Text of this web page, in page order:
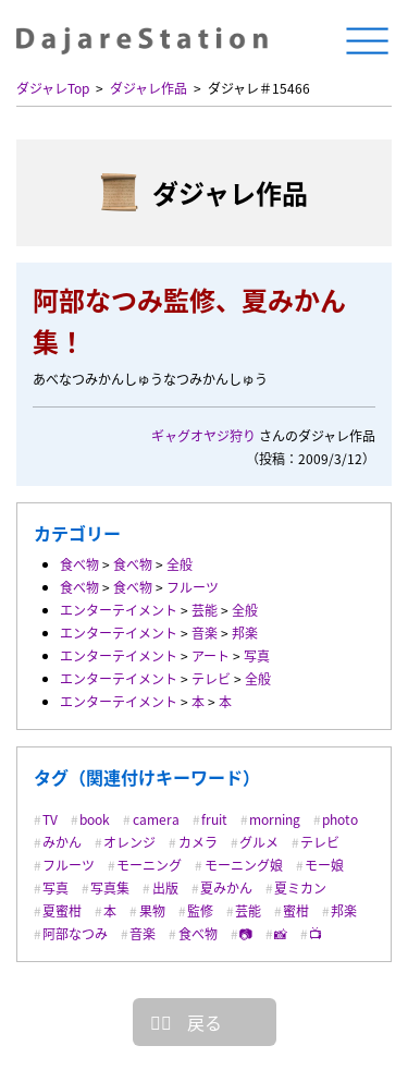
ダジャレTop ダジャレ作品 ダジャレ＃15466
ダジャレ作品
阿部なつみ監修、夏みかん
集！
あべなつみかんしゅうなつみかんしゅう
ギャグオヤジ狩り さんのダジャレ作品
（投稿：2009/3/12）
カテゴリー
食べ物>食べ物>全般
食べ物>食べ物> フルーツ
エンターテイメント >芸能>全般
エンターテイメント >音楽>邦楽
エンターテイメント > アート >写真
エンターテイメント > テレビ >全般
エンターテイメント >本>本
タグ（関連付けキーワード）
TV book camera fruit morning
photo
みかん
オレンジ カメラ グルメ
テレビ
フルーツ
モーニング モーニング娘
モー娘
写真
写真集 出版 夏みかん
夏ミカン
夏蜜柑
本 果物 監修 芸能 蜜柑
邦楽
阿部なつみ
音楽 食べ物 📷 📸 📺
戻る